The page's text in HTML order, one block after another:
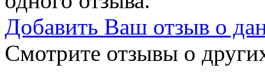
Добавить Ваш отзыв о
Смотрите отзывы о